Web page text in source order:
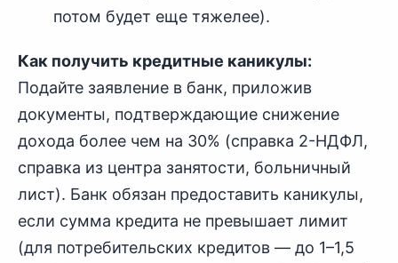
потом будет еще тяжелее).
Как получить кредитные каникулы:
Подайте заявление в банк, приложив
документы, подтверждающие снижение
дохода более чем на 30% (справка 2-НДФЛ,
справка из центра занятости, больничный
лист). Банк обязан предоставить каникулы,
если сумма кредита не превышает лимит
(для потребительских кредитов — до 1–1,5